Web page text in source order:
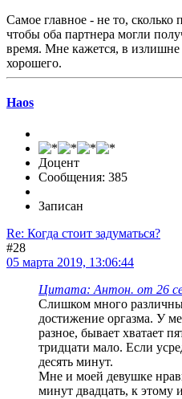
Самое главное - не то, сколько
чтобы оба партнера могли
время. Мне кажется, в излишне
хорошего.
Haos
Доцент
Сообщения: 385
Записан
Re: Когда стоит задуматься?
#28
05 марта 2019, 13:06:44
Цитата: Антон. от 26
Слишком много
достижение оргазма. У
разное, бывает хватает
тридцати мало. Если
десять минут.
Мне и моей девушке
минут двадцать, к этому